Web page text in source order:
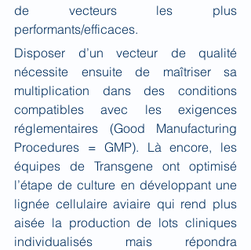
de vecteurs les plus
performants/efficaces.
Disposer d’un vecteur de qualité
nécessite ensuite de maîtriser sa
multiplication dans des conditions
compatibles avec les exigences
réglementaires (Good Manufacturing
Procedures = GMP). Là encore, les
équipes de Transgene ont optimisé
l’étape de culture en développant une
lignée cellulaire aviaire qui rend plus
aisée la production de lots cliniques
individualisés mais répondra